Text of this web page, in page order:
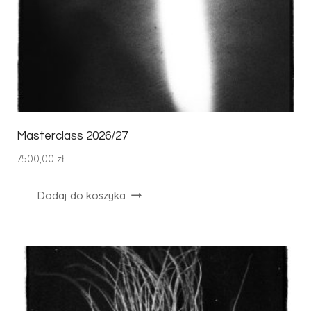
Masterclass 2026/27
7500,00 zł
Dodaj do koszyka